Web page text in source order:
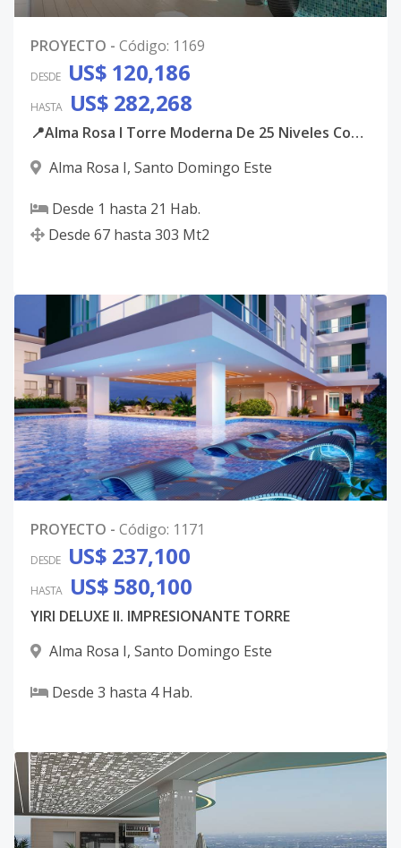
PROYECTO - Código: 1169
DESDE US$ 120,186
HASTA US$ 282,268
📍Alma Rosa I Torre Moderna De 25 Niveles Con Apartamentos De 1 2 Y 3 Habitaciones
Alma Rosa I, Santo Domingo Este
Desde 1 hasta 21 Hab.
Desde 67 hasta 303 Mt2
PROYECTO - Código: 1171
DESDE US$ 237,100
HASTA US$ 580,100
YIRI DELUXE II. IMPRESIONANTE TORRE
Alma Rosa I, Santo Domingo Este
Desde 3 hasta 4Hab.